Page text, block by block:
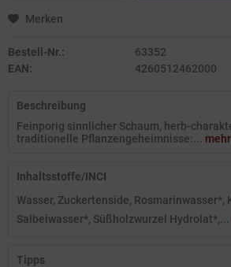
Merken
Bestell-Nr.:
63352
EAN:
4260512462000
Beschreibung
Feinporig sinnlicher Schaum, herb-
traditionelle Pflanzengeheimnisse:... mehr
Inhaltsstoffe/INCI
Wasser, Zuckertenside, Rosmarinwasser*,
Salbeiwasser*, Süßholzwurzel Hydrolat*,...
Tipps